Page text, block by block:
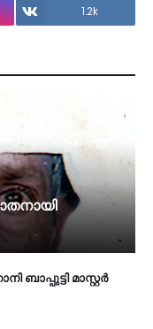
1.2k
മാസ്റ്റര്‍